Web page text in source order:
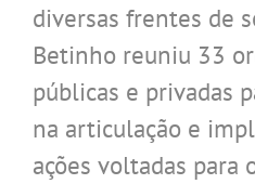
diversas frentes de
Betinho reuniu 33
públicas e privadas
na articulação e
ações voltadas para